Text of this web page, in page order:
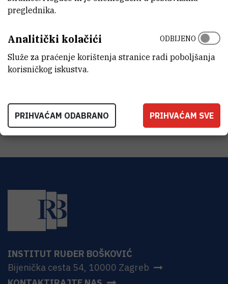
Gorana Štefanića (tel: 1674).
Dr. Goran Štefanić (stefanic@irb.hr)
Dr. Marijan Gotić (gotic@irb.hr)
Dr. Stjepko Krehula (krehul@irb.hr)
Prof. Marijan Marciuš (mmarcius@irb.hr)
INSTITUT RUĐER BOŠKOVIĆ
Bijenička cesta 54, 10000 Zagreb
preglednika.
Analitički kolačići
Služe za praćenje korištenja stranice radi poboljšanja
korisničkog iskustva.
ODBIJENO
PRIHVAĆAM ODABRANO PRIHVAĆAM SVE